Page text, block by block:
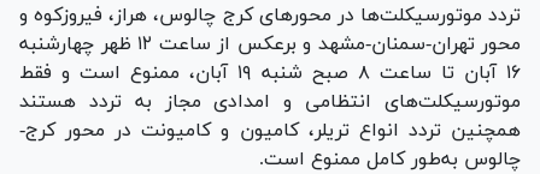
تردد موتورسیکلت‌ها در محور‌های کرج چالوس، هراز، فیروزکوه و
محور تهران-سمنان-مشهد و برعکس از ساعت ۱۲ ظهر چهارشنبه
۱۶ آبان تا ساعت ۸ صبح شنبه ۱۹ آبان، ممنوع است و فقط
موتورسیکلت‌های انتظامی و امدادی مجاز به تردد هستند
همچنین تردد انواع تریلر، کامیون و کامیونت در محور کرج-
چالوس به‌طور کامل ممنوع است.